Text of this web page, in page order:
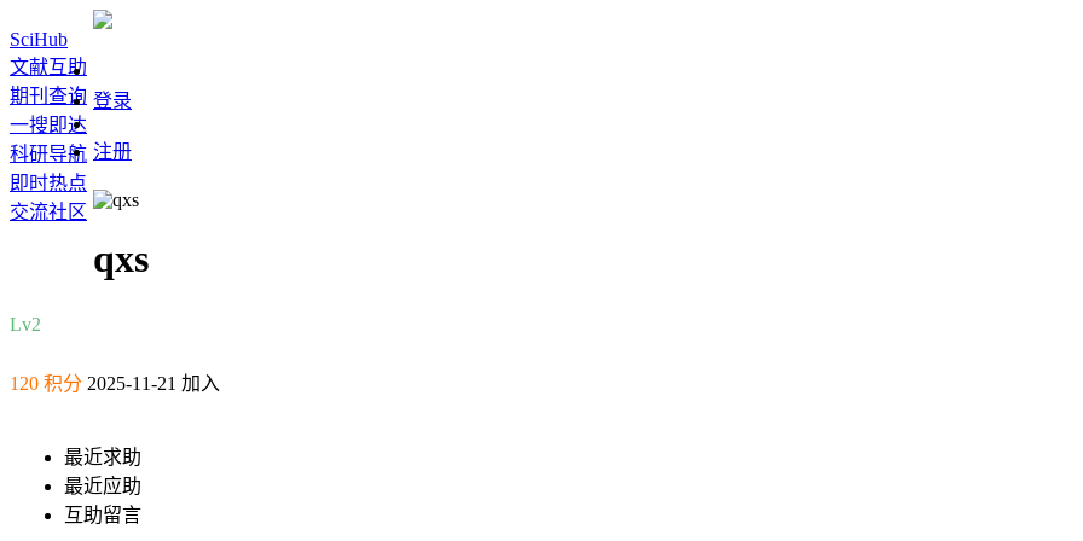
SciHub
文献互助
期刊查询
一搜即达
科研导航
即时热点
交流社区
登录
注册
qxs
Lv2
120 积分 2025-11-21 加入
最近求助
最近应助
互助留言